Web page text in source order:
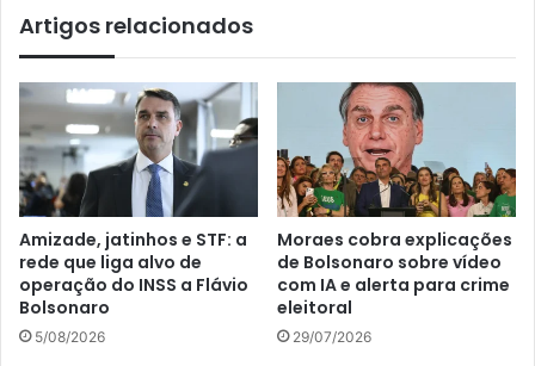
Artigos relacionados
Amizade, jatinhos e STF: a
rede que liga alvo de
operação do INSS a Flávio
Bolsonaro
5/08/2026
Moraes cobra explicações
de Bolsonaro sobre vídeo
com IA e alerta para crime
eleitoral
29/07/2026